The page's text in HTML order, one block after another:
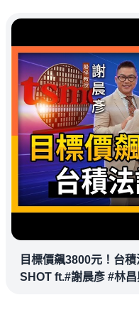
目標價飆3800元！台
SHOT ft.#謝晨彥 #林